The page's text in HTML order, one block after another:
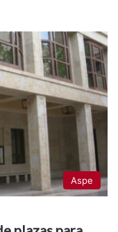
Aspe